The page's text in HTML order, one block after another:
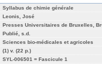
Syllabus de chimie générale
Leonis, José
Presses Universitaires de Bruxelles,
Publié, s.d.
Sciences bio-médicales et agricoles
(1) v. (22 p.)
SYL-006501 = Fascicule 1